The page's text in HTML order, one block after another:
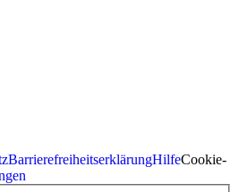
BarrierefreiheitserklärungHilfeCookie-